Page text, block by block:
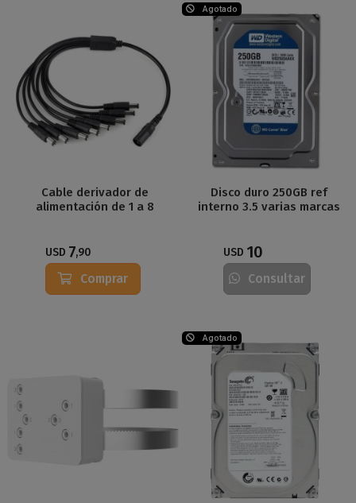
Cable derivador de
alimentación de 1 a 8
USD 7,90
Comprar
Agotado
Disco duro 250GB ref
interno 3.5 varias marcas
USD 10
Consultar
Agotado